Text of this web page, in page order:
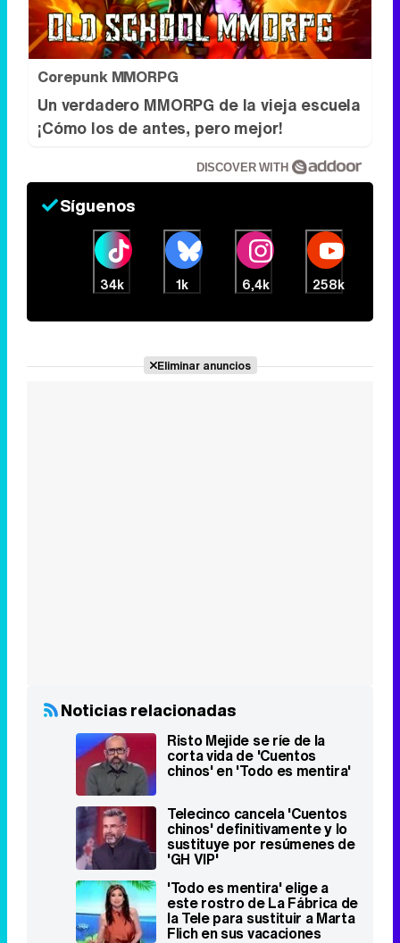
Corepunk MMORPG
Un verdadero MMORPG de la vieja escuela
¡Cómo los de antes, pero mejor!
DISCOVER WITH
Síguenos
34k 1k 6,4k 258k
Eliminar anuncios
Noticias relacionadas
Risto Mejide se ríe de la
corta vida de 'Cuentos
chinos' en 'Todo es mentira'
Telecinco cancela 'Cuentos
chinos' definitivamente y lo
sustituye por resúmenes de
'GH VIP'
'Todo es mentira' elige a
este rostro de La Fábrica de
la Tele para sustituir a Marta
Flich en sus vacaciones